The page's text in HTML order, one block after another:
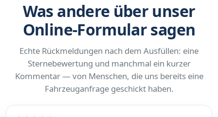
Was andere über unser
Online-Formular sagen
Echte Rückmeldungen nach dem Ausfüllen: eine
Sternebewertung und manchmal ein kurzer
Kommentar — von Menschen, die uns bereits eine
Fahrzeuganfrage geschickt haben.